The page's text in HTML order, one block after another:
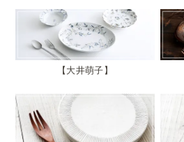
大井萌子